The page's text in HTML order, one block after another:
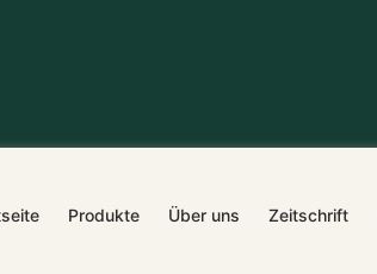
Produkte Über uns Zeitschrift